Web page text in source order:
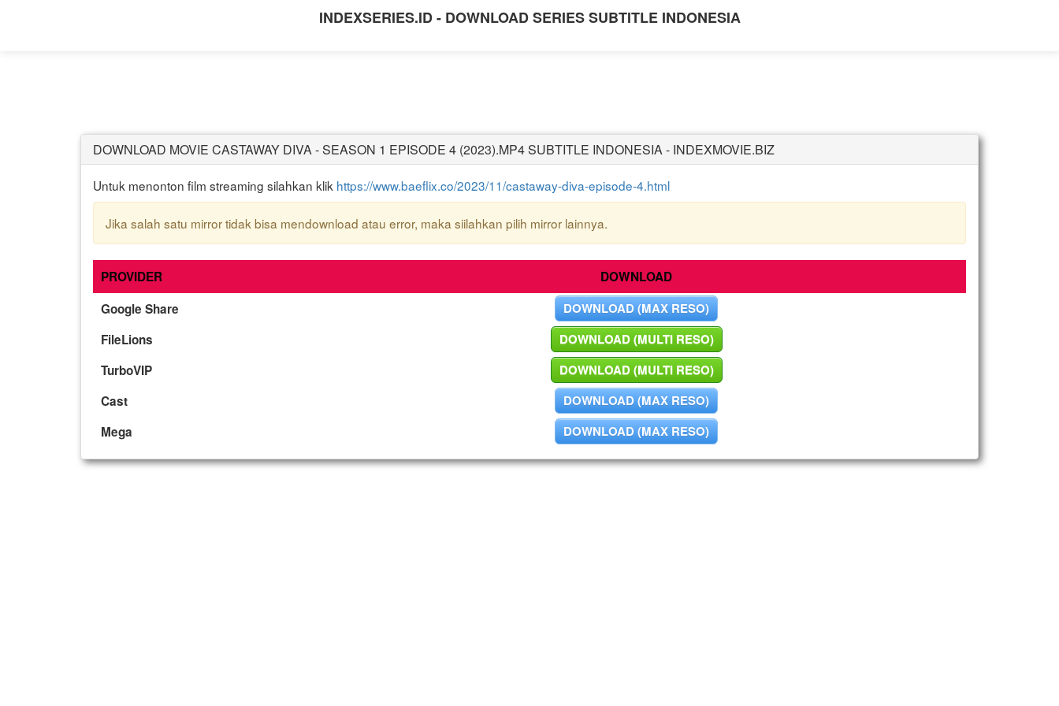
INDEXSERIES.ID - DOWNLOAD SERIES SUBTITLE INDONESIA
DOWNLOAD MOVIE CASTAWAY DIVA - SEASON 1 EPISODE 4 (2023).MP4 SUBTITLE INDONESIA - INDEXMOVIE.BIZ
Untuk menonton film streaming silahkan klik https://www.baeflix.co/2023/11/castaway-diva-episode-4.html
Jika salah satu mirror tidak bisa mendownload atau error, maka siilahkan pilih mirror lainnya.
PROVIDER
DOWNLOAD
Google Share
DOWNLOAD (MAX RESO)
FileLions
DOWNLOAD (MULTI RESO)
TurboVIP
DOWNLOAD (MULTI RESO)
Cast
DOWNLOAD (MAX RESO)
Mega
DOWNLOAD (MAX RESO)